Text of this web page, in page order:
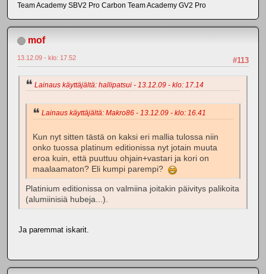
Team Academy SBV2 Pro Carbon Team Academy GV2 Pro
mof
#113
13.12.09 - klo: 17.52
Lainaus käyttäjältä: hallipatsui - 13.12.09 - klo: 17.14
Lainaus käyttäjältä: Makro86 - 13.12.09 - klo: 16.41
Kun nyt sitten tästä on kaksi eri mallia tulossa niin
onko tuossa platinum editionissa nyt jotain muuta
eroa kuin, että puuttuu ohjain+vastari ja kori on
maalaamaton? Eli kumpi parempi?
Platinium editionissa on valmiina joitakin päivitys palikoita
(alumiinisiä hubeja...).
Ja paremmat iskarit.